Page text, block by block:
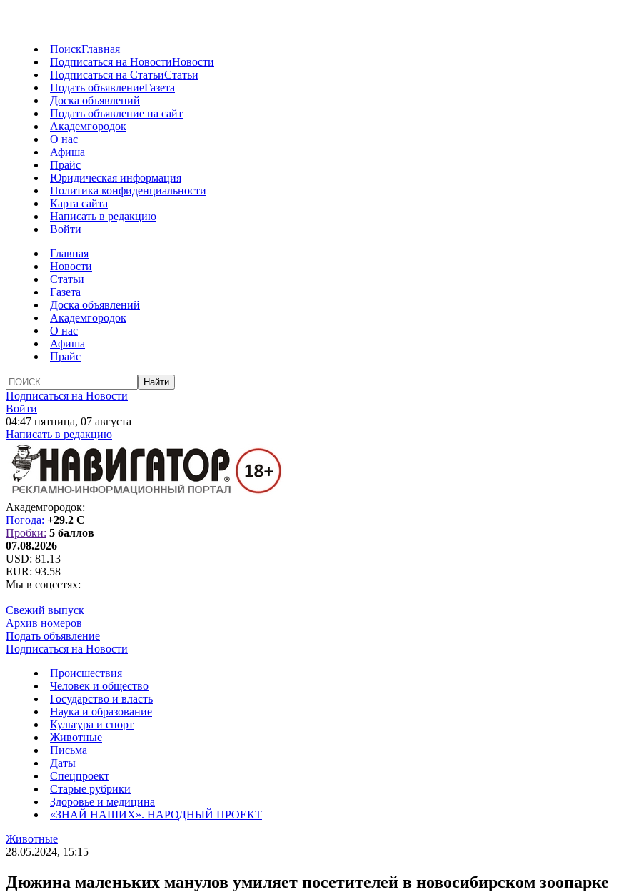
ПоискГлавная
Подписаться на НовостиНовости
Подписаться на СтатьиСтатьи
Подать объявлениеГазета
Доска объявлений
Подать объявление на сайт
Академгородок
О нас
Афиша
Прайс
Юридическая информация
Политика конфиденциальности
Карта сайта
Написать в редакцию
Войти
Главная
Новости
Статьи
Газета
Доска объявлений
Академгородок
О нас
Афиша
Прайс
Подписаться на Новости
Войти
04:47 пятница, 07 августа
Написать в редакцию
Академгородок:
Погода: +29.2 C
Пробки: 5 баллов
07.08.2026
USD: 81.13
EUR: 93.58
Мы в соцсетях:
Свежий выпуск
Архив номеров
Подать объявление
Подписаться на Новости
Происшествия
Человек и общество
Государство и власть
Наука и образование
Культура и спорт
Животные
Письма
Даты
Спецпроект
Старые рубрики
Здоровье и медицина
«ЗНАЙ НАШИХ». НАРОДНЫЙ ПРОЕКТ
Животные
28.05.2024, 15:15
Дюжина маленьких манулов умиляет посетителей в новосибирском зоопарке